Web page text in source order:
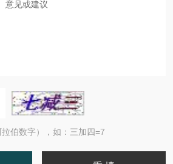
伯数字），如：三加四=7